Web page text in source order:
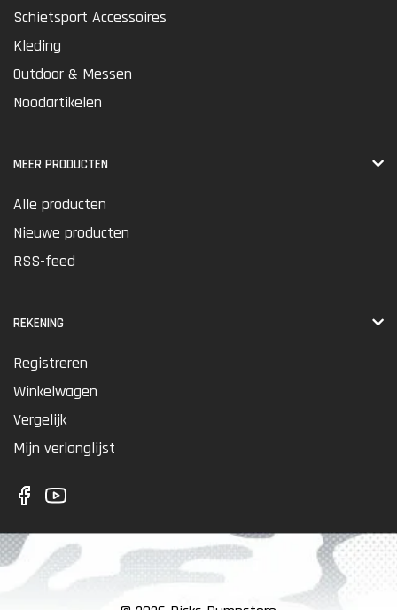
Schietsport Accessoires
Kleding
Outdoor & Messen
Noodartikelen
MEER PRODUCTEN
Alle producten
Nieuwe producten
RSS-feed
REKENING
Registreren
Winkelwagen
Vergelijk
Mijn verlanglijst